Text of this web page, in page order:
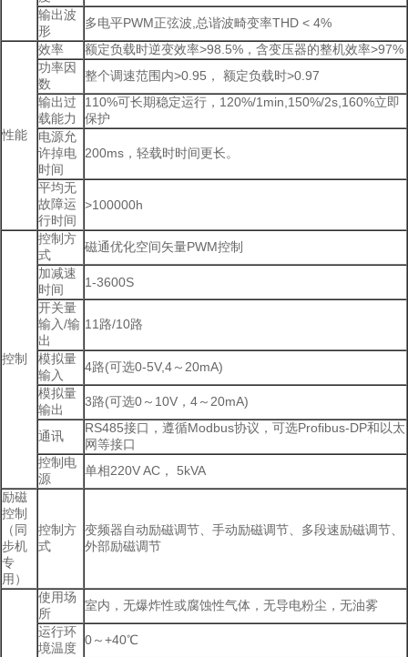
输出波
形
多电平PWM正弦波,总谐波畸变率THD < 4%
性能
效率
额定负载时逆变效率>98.5%，含变压器的整机效率>97%
功率因
数
整个调速范围内>0.95， 额定负载时>0.97
输出过
载能力
110%可长期稳定运行，120%/1min,150%/2s,160%立即
保护
电源允
许掉电
时间
200ms，轻载时时间更长。
平均无
故障运
行时间
>100000h
控制
控制方
式
磁通优化空间矢量PWM控制
加减速
时间
1-3600S
开关量
输入/输
出
11路/10路
模拟量
输入
4路(可选0-5V,4～20mA)
模拟量
输出
3路(可选0～10V，4～20mA)
通讯
RS485接口，遵循Modbus协议，可选Profibus-DP和以太
网等接口
控制电
源
单相220V AC， 5kVA
励磁
控制
（同
步机
专
用）
控制方
式
变频器自动励磁调节、手动励磁调节、多段速励磁调节、
外部励磁调节
使用场
所
室内，无爆炸性或腐蚀性气体，无导电粉尘，无油雾
运行环
境温度
0～+40℃